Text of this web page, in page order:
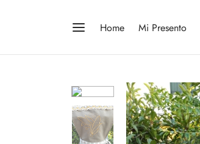
Home Mi Presento